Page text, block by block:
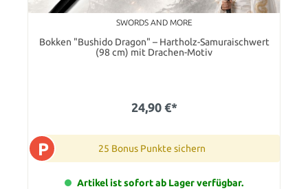
SWORDS AND MORE
Bokken "Bushido Dragon" – Hartholz-Samuraischwert
(98 cm) mit Drachen-Motiv
24,90 €*
P 25 Bonus Punkte sichern
Artikel ist sofort ab Lager verfügbar.